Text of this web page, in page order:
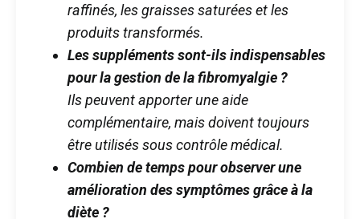
raffinés, les graisses saturées et les
produits transformés.
Les suppléments sont-ils indispensables
pour la gestion de la fibromyalgie ?
Ils peuvent apporter une aide
complémentaire, mais doivent toujours
être utilisés sous contrôle médical.
Combien de temps pour observer une
amélioration des symptômes grâce à la
diète ?